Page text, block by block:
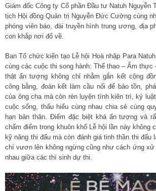
Giám đốc Công ty Cổ phần Đầu tư Natuh Nguyễn
tịch Hội đồng Quản trị Nguyễn Đức Cường cùng
phóng viên báo, đài truyền hình trung ương, địa
con khắp nơi đổ về.
Ban Tổ chức kiến tạo Lễ hội Hoà nhập Para
cùng các cuộc thi song hành: Thể thao – Ẩm thực
thật ấn tượng không chỉ nhằm gắn kết cộng
công bằng, đoàn kết làm cầu nối để bảo tồn,
của ông cha mà còn rèn luyện tính kiên trì, kỷ
cuộc sống, thấu hiểu cùng nhau chia sẻ cùng
hạn bản thân. Điểm đặc biệt khá ấn tượng và
chấm điểm trong khuôn khổ Lễ hội lần này không
kỹ năng thi đấu mà còn đánh giá tinh thần thi đấu
chí vươn lên không ngừng cũng như cách ứng xử
nhau giữa các thí sinh dự thi.